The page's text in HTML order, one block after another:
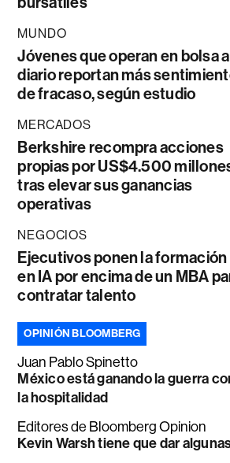
MUNDO
Jóvenes que operan en bolsa a
diario reportan más
de fracaso, según estudio
MERCADOS
Berkshire recompra acciones
propias por US$4.500
tras elevar sus ganancias
operativas
NEGOCIOS
Ejecutivos ponen la formación
en IA por encima de un MBA
contratar talento
OPINIÓN BLOOMBERG
Juan Pablo Spinetto
México está ganando la guerra
la hospitalidad
Editores de Bloomberg Opinion
Kevin Warsh tiene que dar